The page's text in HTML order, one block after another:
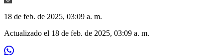
18 de feb. de 2025, 03:09 a. m.
Actualizado el 18 de feb. de 2025, 03:09 a. m.